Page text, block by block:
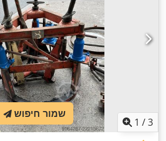
1 /3
שמור חיפוש